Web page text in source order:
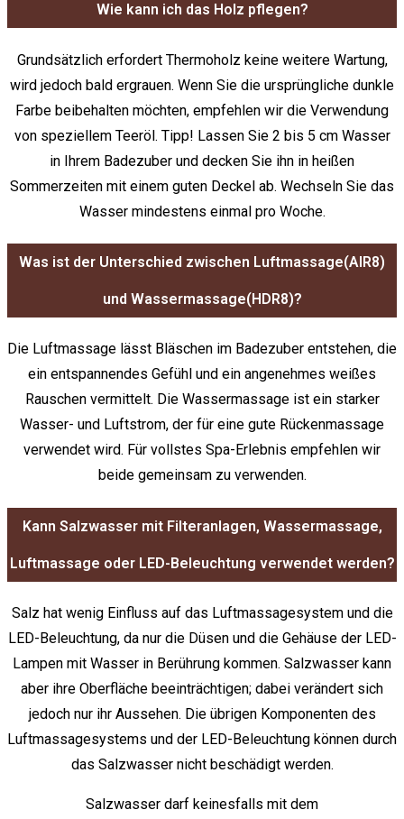
Wie kann ich das Holz pflegen?
Grundsätzlich erfordert Thermoholz keine weitere Wartung,
wird jedoch bald ergrauen. Wenn Sie die ursprüngliche dunkle
Farbe beibehalten möchten, empfehlen wir die Verwendung
von speziellem Teeröl. Tipp! Lassen Sie 2 bis 5 cm Wasser
in Ihrem Badezuber und decken Sie ihn in heißen
Sommerzeiten mit einem guten Deckel ab. Wechseln Sie das
Wasser mindestens einmal pro Woche.
Was ist der Unterschied zwischen Luftmassage(AIR8)
und Wassermassage(HDR8)?
Die Luftmassage lässt Bläschen im Badezuber entstehen, die
ein entspannendes Gefühl und ein angenehmes weißes
Rauschen vermittelt. Die Wassermassage ist ein starker
Wasser- und Luftstrom, der für eine gute Rückenmassage
verwendet wird. Für vollstes Spa-Erlebnis empfehlen wir
beide gemeinsam zu verwenden.
Kann Salzwasser mit Filteranlagen, Wassermassage,
Luftmassage oder LED-Beleuchtung verwendet werden?
Salz hat wenig Einfluss auf das Luftmassagesystem und die
LED-Beleuchtung, da nur die Düsen und die Gehäuse der LED-
Lampen mit Wasser in Berührung kommen. Salzwasser kann
aber ihre Oberfläche beeinträchtigen; dabei verändert sich
jedoch nur ihr Aussehen. Die übrigen Komponenten des
Luftmassagesystems und der LED-Beleuchtung können durch
das Salzwasser nicht beschädigt werden.
Salzwasser darf keinesfalls mit dem